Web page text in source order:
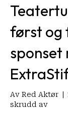
først og
Av Red Aktør
skrudd avfor